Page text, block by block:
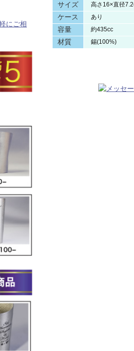
サイズ 高さ16×直径
ケース あり
容量 約435cc
材質 錫(100%)